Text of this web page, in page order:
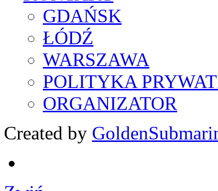
GDAŃSK
ŁÓDŹ
WARSZAWA
POLITYKA
ORGANIZATOR
Created by